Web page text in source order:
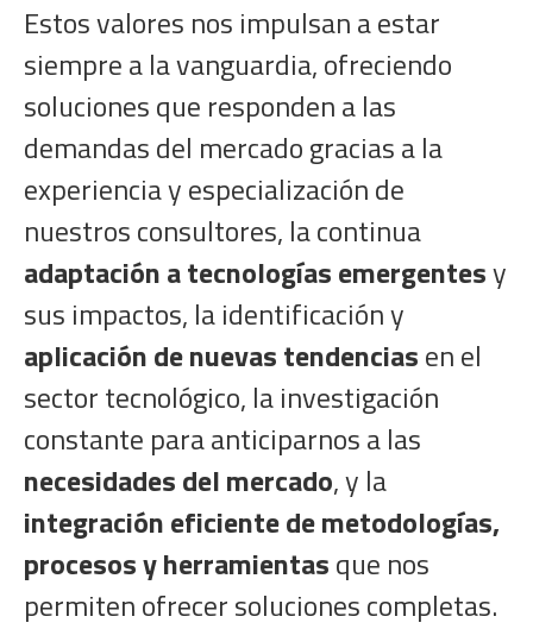
Estos valores nos impulsan a estar
siempre a la vanguardia, ofreciendo
soluciones que responden a las
demandas del mercado gracias a la
experiencia y especialización de
nuestros consultores, la continua
adaptación a tecnologías emergentesy
sus impactos, la identificación y
aplicación de nuevas tendenciasen el
sector tecnológico, la investigación
constante para anticiparnos a las
necesidades del mercado, y la
integración eficiente de metodologías,
procesos y herramientasque nos
permiten ofrecer soluciones completas.